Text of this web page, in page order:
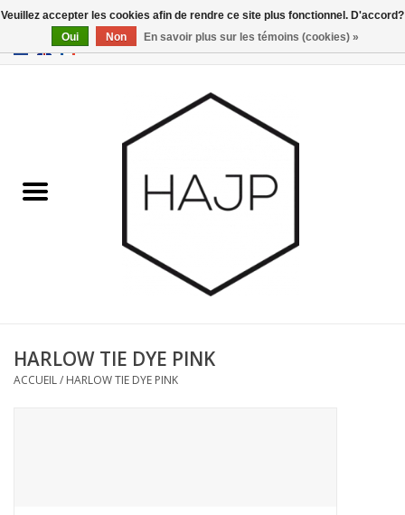
EUR/GBP 0 Articles - €0,00
Gadgets
HARLOW TIE DYE PINK
ACCUEIL/ HARLOW TIE DYE PINK
Veuillez accepter les cookies afin de rendre ce site plus fonctionnel. D'accord?
Oui
Non En savoir plus sur les témoins (cookies) »